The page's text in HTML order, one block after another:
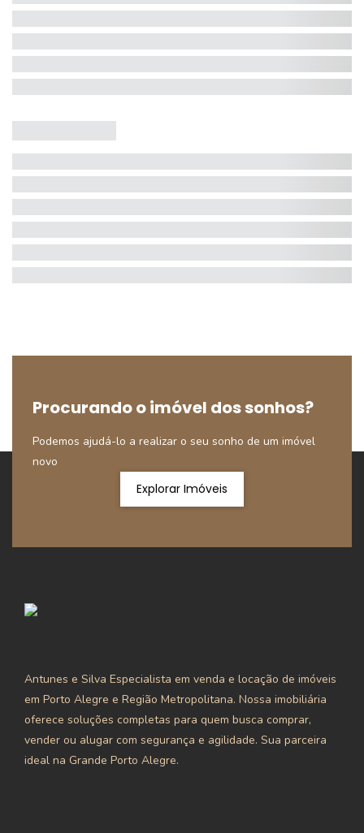
Procurando o imóvel dos sonhos?
Podemos ajudá-lo a realizar o seu sonho de um imóvel
novo
Explorar Imóveis
Antunes e Silva Especialista em venda e locação de imóveis
em Porto Alegre e Região Metropolitana. Nossa imobiliária
oferece soluções completas para quem busca comprar,
vender ou alugar com segurança e agilidade. Sua parceira
ideal na Grande Porto Alegre.